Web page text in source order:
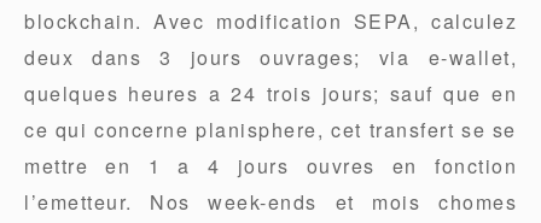
blockchain. Avec modification SEPA, calculez
deux dans 3 jours ouvrages; via e-wallet,
quelques heures a 24 trois jours; sauf que en
ce qui concerne planisphere, cet transfert se se
mettre en 1 a 4 jours ouvres en fonction
l’emetteur. Nos week-ends et mois chomes